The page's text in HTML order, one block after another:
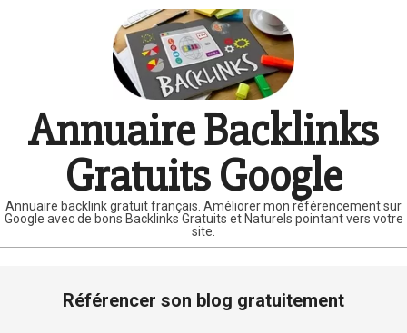
Annuaire Backlinks
Gratuits Google
Annuaire backlink gratuit français. Améliorer mon référencement sur
Google avec de bons Backlinks Gratuits et Naturels pointant vers votre
site.
Référencer son blog gratuitement